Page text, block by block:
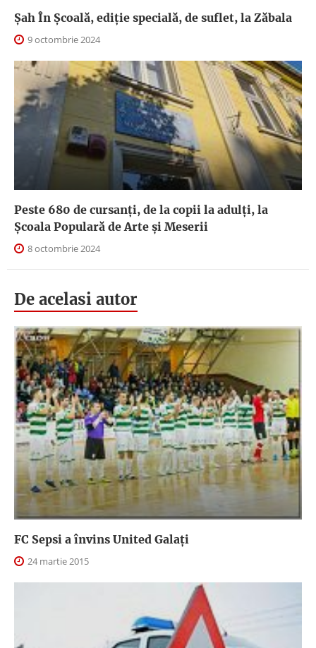
Șah În Școală, ediție specială, de suflet, la Zăbala
9 octombrie 2024
Peste 680 de cursanți, de la copii la adulți, la
Școala Populară de Arte și Meserii
8 octombrie 2024
De acelasi autor
FC Sepsi a învins United Galați
24 martie 2015